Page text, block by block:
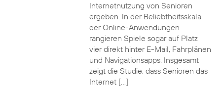
Internetnutzung von Senioren
ergeben. In der Beliebtheitsskala
der Online-Anwendungen
rangieren Spiele sogar auf Platz
vier direkt hinter E-Mail, Fahrplänen
und Navigationsapps. Insgesamt
zeigt die Studie, dass Senioren das
Internet […]